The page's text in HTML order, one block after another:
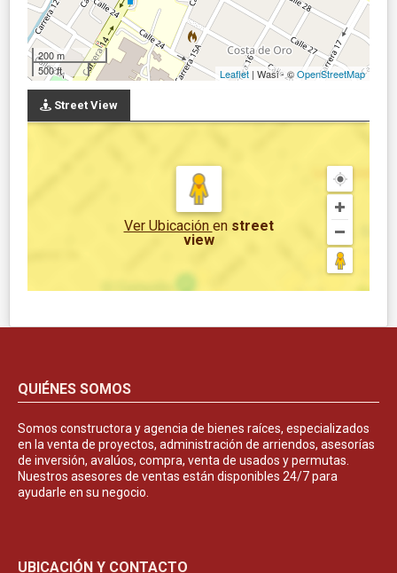
200 m
500 ft
Leaflet | Wasi - ©OpenStreetMap
Street View
Ver Ubicación en street
view
QUIÉNES SOMOS
Somos constructora y agencia de bienes raíces, especializados
en la venta de proyectos, administración de arriendos, asesorías
de inversión, avalúos, compra, venta de usados y permutas.
Nuestros asesores de ventas están disponibles 24/7 para
ayudarle en su negocio.
UBICACIÓN Y CONTACTO